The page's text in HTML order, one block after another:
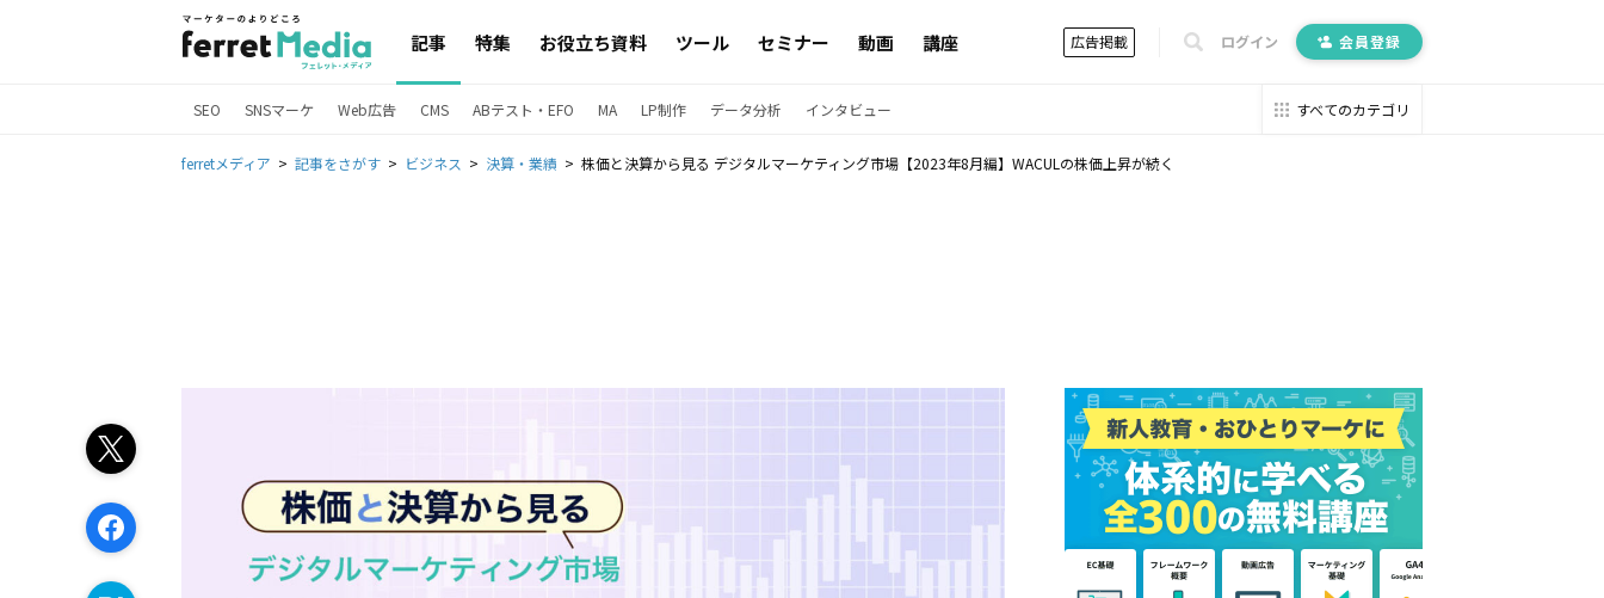
記事 特集 お役立ち資料 ツール セミナー 動画 講座 広告掲載 ログイン 会員登録
SEO SNSマーケ Web広告 CMS ABテスト・EFO MA LP制作 データ分析 インタビュー すべてのカテゴリ
ferretメディア 記事をさがす ビジネス 決算・業績 株価と決算から見る デジタルマーケティング市場【2023年8月編】WACULの株価上昇が続く